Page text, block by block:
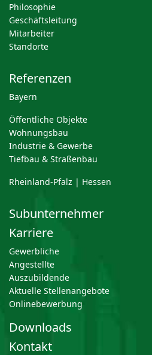
Philosophie
Geschäftsleitung
Mitarbeiter
Standorte
Referenzen
Bayern
Öffentliche Objekte
Wohnungsbau
Industrie & Gewerbe
Tiefbau & Straßenbau
Rheinland-Pfalz | Hessen
Subunternehmer
Karriere
Gewerbliche
Angestellte
Auszubildende
Aktuelle Stellenangebote
Onlinebewerbung
Downloads
Kontakt